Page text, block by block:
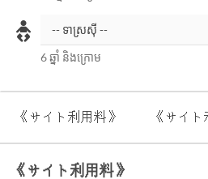
6 ឆ្នាំ និងក្រោម
《サイト利用料》 《サイ
《サイト利用料》